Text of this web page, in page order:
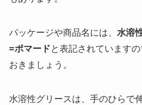
パッケージや商品名には、 水溶
=ポマード と表記されています
おきましょう。
水溶性グリースは、手のひらで